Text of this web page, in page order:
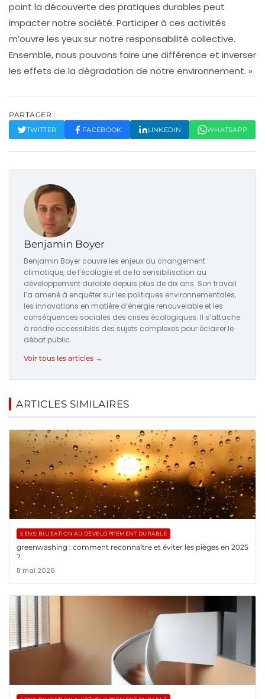
point la découverte des pratiques durables peut
impacter notre société. Participer à ces activités
m’ouvre les yeux sur notre responsabilité collective.
Ensemble, nous pouvons faire une différence et inverser
les effets de la dégradation de notre environnement. »
PARTAGER :
TWITTER FACEBOOK LINKEDIN WHATSAPP
Benjamin Boyer
Benjamin Boyer couvre les enjeux du changement
climatique, de l’écologie et de la sensibilisation au
développement durable depuis plus de dix ans. Son travail
l’a amené à enquêter sur les politiques environnementales,
les innovations en matière d’énergie renouvelable et les
conséquences sociales des crises écologiques. Il s’attache
à rendre accessibles des sujets complexes pour éclairer le
débat public.
Voir tous les articles →
ARTICLES SIMILAIRES
SENSIBILISATION AU DÉVELOPPEMENT DURABLE
greenwashing : comment reconnaître et éviter les pièges en 2025
?
8 mai 2026